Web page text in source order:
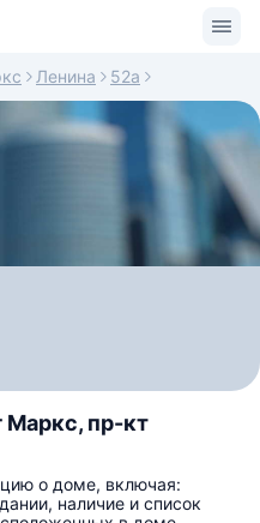
Ленина 52а
Маркс, пр-кт
о доме, включая:
наличие и список